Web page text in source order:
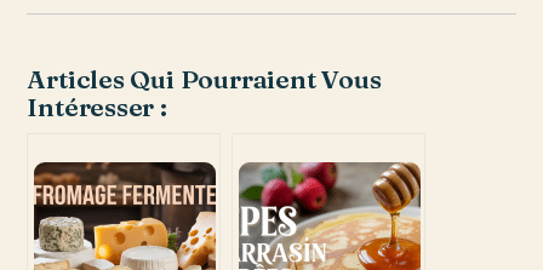
Articles Qui Pourraient Vous
Intéresser :